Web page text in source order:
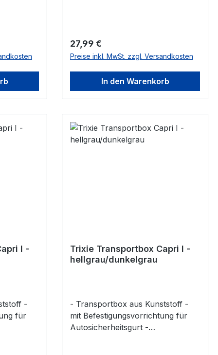
Regulärer Preis:
27,99 €
Preise inkl. MwSt. zzgl. Versandkosten
In den Warenkorb
I -
-
für
Trixie Transportbox Capri I -
hellgrau/dunkelgrau
- Transportbox aus Kunststoff -
mit Befestigungsvorrichtung für
Autosicherheitsgurt -